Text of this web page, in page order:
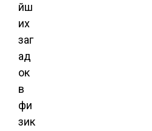
йш
их
заг
ад
ок
в
фи
зик